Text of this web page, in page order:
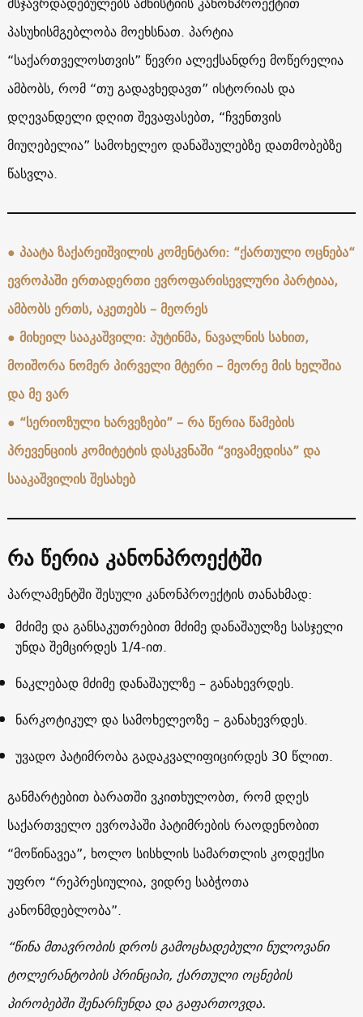
პასუხისმგებლობა მოეხსნათ. პარტია
“საქართველოსთვის” წევრი ალექსანდრე მოწერელია
ამბობს, რომ “თუ გადავხედავთ” ისტორიას და
დღევანდელი დღით შევაფასებთ, “ჩვენთვის
მიუღებელია” სამოხელეო დანაშაულებზე დათმობებზე
წასვლა.
● პაატა ზაქარეიშვილის კომენტარი: “ქართული ოცნება“
ევროპაში ერთადერთი ევროფარისევლური პარტიაა,
ამბობს ერთს, აკეთებს – მეორეს
● მიხეილ სააკაშვილი: პუტინმა, ნავალნის სახით,
მოიშორა ნომერ პირველი მტერი – მეორე მის ხელშია
და მე ვარ
● “სერიოზული ხარვეზები” – რა წერია წამების
პრევენციის კომიტეტის დასკვნაში “ვივამედისა” და
სააკაშვილის შესახებ
რა წერია კანონპროექტში
პარლამენტში შესული კანონპროექტის თანახმად:
მძიმე და განსაკუთრებით მძიმე დანაშაულზე სასჯელი
უნდა შემცირდეს 1/4-ით.
ნაკლებად მძიმე დანაშაულზე – განახევრდეს.
ნარკოტიკულ და სამოხელეოზე – განახევრდეს.
უვადო პატიმრობა გადაკვალიფიცირდეს 30 წლით.
განმარტებით ბარათში ვკითხულობთ, რომ დღეს
საქართველო ევროპაში პატიმრების რაოდენობით
“მოწინავეა”, ხოლო სისხლის სამართლის კოდექსი
უფრო “რეპრესიულია, ვიდრე საბჭოთა
კანონმდებლობა”.
“წინა მთავრობის დროს გამოცხადებული ნულოვანი
ტოლერანტობის პრინციპი, ქართული ოცნების
პირობებში შენარჩუნდა და გაფართოვდა.